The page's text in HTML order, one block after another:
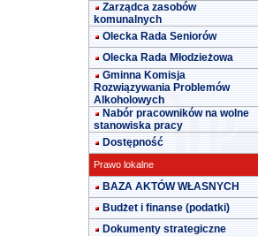
Zarządca zasobów
komunalnych
Olecka Rada Seniorów
Olecka Rada Młodzieżowa
Gminna Komisja
Rozwiązywania Problemów
Alkoholowych
Nabór pracowników na wolne
stanowiska pracy
Dostępność
Prawo lokalne
BAZA AKTÓW WŁASNYCH
Budżet i finanse (podatki)
Dokumenty strategiczne